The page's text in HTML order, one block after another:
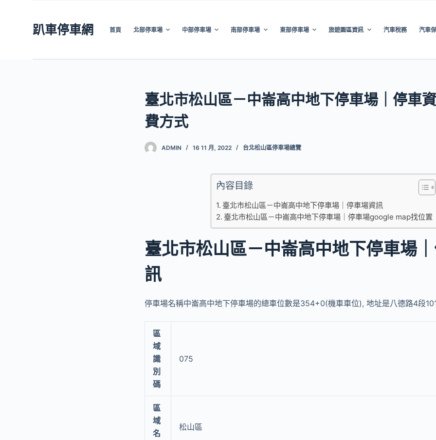
趴車停車網 首頁 北部停車場 中部停車場 南部停車場 東部停車場 旅遊園區資訊 汽車稅務 汽車
臺北市松山區－中崙高中地下停車場｜停車
費方式
ADMIN 16 11 月, 2022 台北松山區停車場總覽
內容目錄
臺北市松山區－中崙高中地下停車場｜停車場資訊
臺北市松山區－中崙高中地下停車場｜停車場google map找位置
臺北市松山區－中崙高中地下停車場
訊
停車場名稱中崙高中地下停車場的總車位數是354+0(機車車位), 地址是八德路4段
區
域
識
別
碼
075
區
域
名
松山區